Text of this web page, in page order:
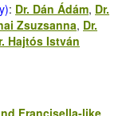
: Dr. Dán Ádám, Dr.
Zsuzsanna, Dr.
Hajtós István